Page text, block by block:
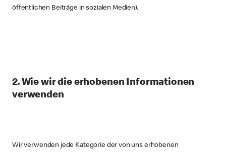
öffentlichen Beiträge in sozialen Medien).
2. Wie wir die erhobenen Informationen
verwenden
Wir verwenden jede Kategorie der von uns erhobenen